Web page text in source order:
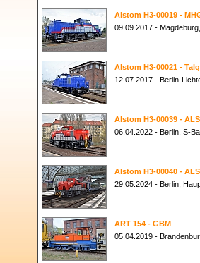
Alstom H3-00019 -
09.09.2017 -
Alstom H3-00021 -
12.07.2017 - Berlin-
Alstom H3-00039 -
06.04.2022 - Berlin, S-
Alstom H3-00040 -
29.05.2024 - Berlin,
ART 154 - GBM
05.04.2019 -